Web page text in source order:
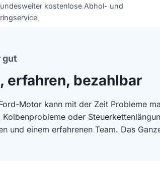
kostenlose Abhol- und
gut
erfahren, bezahlbar
Motor kann mit der Zeit Probleme
oder
einem erfahrenen Team. Das